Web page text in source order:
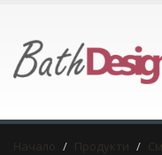
Начало Продукти